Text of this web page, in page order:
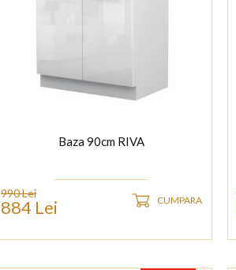
Baza 90cm RIVA
990 Lei
884 Lei CUMPARA